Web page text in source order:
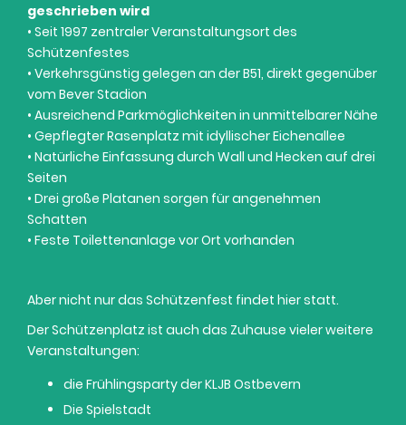
geschrieben wird
• Seit 1997 zentraler Veranstaltungsort des
Schützenfestes
• Verkehrsgünstig gelegen an der B51, direkt gegenüber
vom Bever Stadion
• Ausreichend Parkmöglichkeiten in unmittelbarer Nähe
• Gepflegter Rasenplatz mit idyllischer Eichenallee
• Natürliche Einfassung durch Wall und Hecken auf drei
Seiten
• Drei große Platanen sorgen für angenehmen
Schatten
• Feste Toilettenanlage vor Ort vorhanden
Aber nicht nur das Schützenfest findet hier statt.
Der Schützenplatz ist auch das Zuhause vieler weitere
Veranstaltungen:
die Frühlingsparty der KLJB Ostbevern
Die Spielstadt